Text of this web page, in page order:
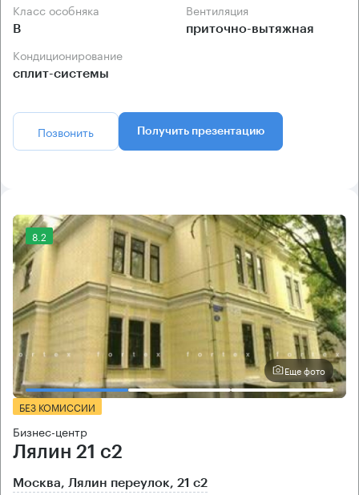
Класс особняка
B
Вентиляция
приточно-вытяжная
Кондиционирование
сплит-системы
Позвонить Получить презентацию
8.2
Еще фото
БЕЗ КОМИССИИ
Бизнес-центр
Лялин 21 с2
Москва, Лялин переулок, 21 с2